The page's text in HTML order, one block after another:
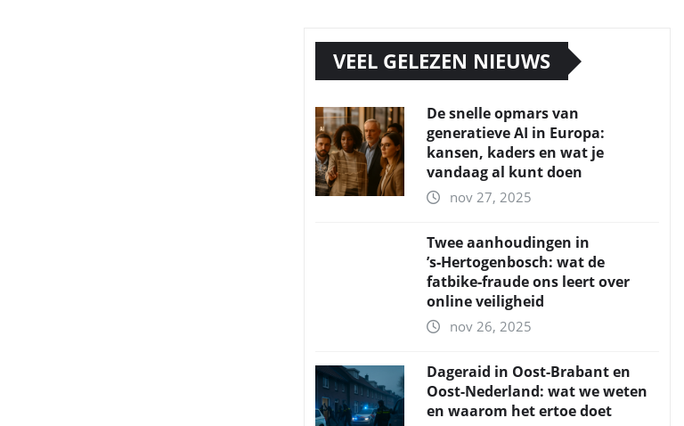
VEEL GELEZEN NIEUWS
De snelle opmars van
generatieve AI in Europa:
kansen, kaders en wat je
vandaag al kunt doen
nov 27, 2025
Twee aanhoudingen in
’s‑Hertogenbosch: wat de
fatbike‑fraude ons leert over
online veiligheid
nov 26, 2025
Dageraid in Oost-Brabant en
Oost-Nederland: wat we weten
en waarom het ertoe doet